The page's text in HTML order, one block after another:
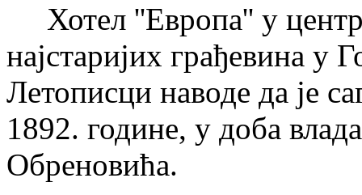
Хотел ''Европа'' у
најстаријих грађевина
Летописци наводе да је
1892. године, у доба
Обреновића.